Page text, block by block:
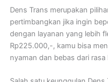
Dens Trans merupakan
pertimbangkan jika ingin
dengan layanan yang lebih
Rp225.000,-, kamu bisa
nyaman dan bebas dari rasa